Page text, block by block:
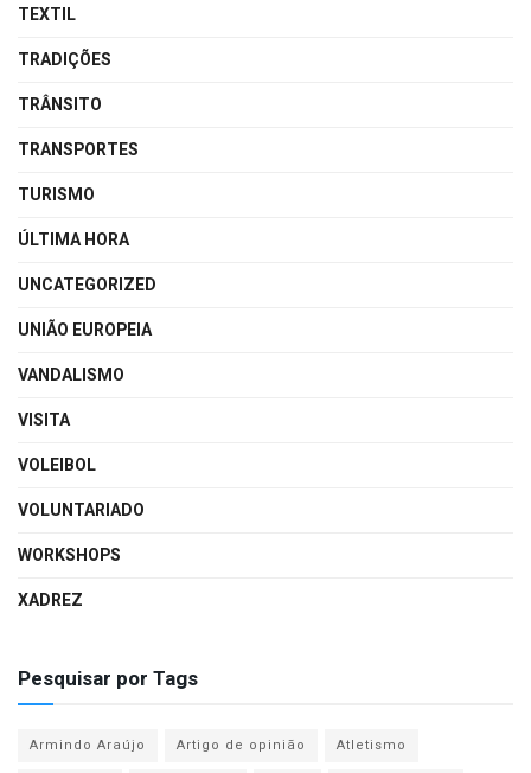
TEXTIL
TRADIÇÕES
TRÂNSITO
TRANSPORTES
TURISMO
ÚLTIMA HORA
UNCATEGORIZED
UNIÃO EUROPEIA
VANDALISMO
VISITA
VOLEIBOL
VOLUNTARIADO
WORKSHOPS
XADREZ
Pesquisar por Tags
Armindo Araújo Artigo de opinião
Atletismo